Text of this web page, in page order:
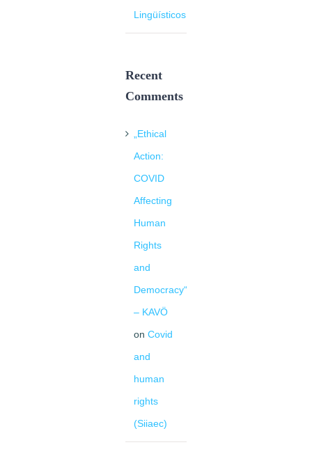
Lingüísticos
Recent
Comments
„Ethical
Action:
COVID
Affecting
Human
Rights
and
Democracy“
– KAVÖ
on Covid
and
human
rights
(Siiaec)